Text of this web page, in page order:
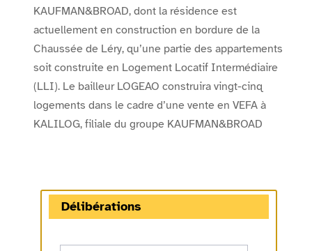
KAUFMAN&BROAD, dont la résidence est
actuellement en construction en bordure de la
Chaussée de Léry, qu’une partie des appartements
soit construite en Logement Locatif Intermédiaire
(LLI). Le bailleur LOGEAO construira vingt-cinq
logements dans le cadre d’une vente en VEFA à
KALILOG, filiale du groupe KAUFMAN&BROAD
Délibérations